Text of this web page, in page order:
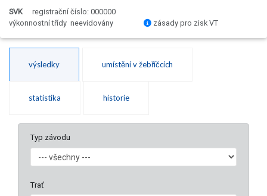
SVK
registrační číslo: 000000
výkonnostní třídy neevidovány
zásady pro zisk VT
výsledky umístění v žebříčcích
statistika historie
Typ závodu
Trať